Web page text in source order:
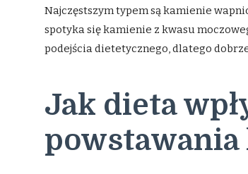
Najczęstszym typem są kamienie
spotyka się kamienie z kwasu
podejścia dietetycznego, dlatego
Jak dieta